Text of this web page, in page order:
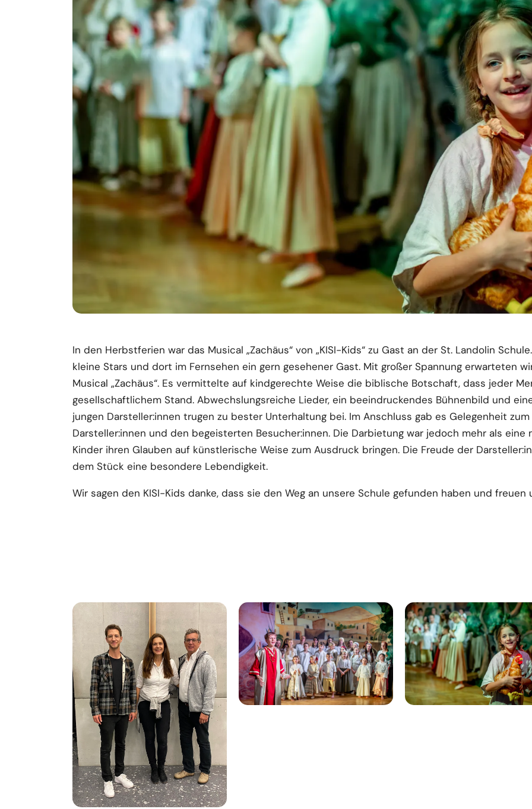
In den Herbstferien war das Musical „Zachäus“ von „KISI-Kids“ zu Gast an der St. Landolin
kleine Stars und dort im Fernsehen ein gern gesehener Gast. Mit großer Spannung erwarteten
Musical „Zachäus“. Es vermittelte auf kindgerechte Weise die biblische Botschaft, dass jeder
gesellschaftlichem Stand. Abwechslungsreiche Lieder, ein beeindruckendes Bühnenbild und
jungen Darsteller:innen trugen zu bester Unterhaltung bei. Im Anschluss gab es Gelegenheit
Darsteller:innen und den begeisterten Besucher:innen. Die Darbietung war jedoch mehr als
Kinder ihren Glauben auf künstlerische Weise zum Ausdruck bringen. Die Freude der
dem Stück eine besondere Lebendigkeit.
Wir sagen den KISI-Kids danke, dass sie den Weg an unsere Schule gefunden haben und freuen